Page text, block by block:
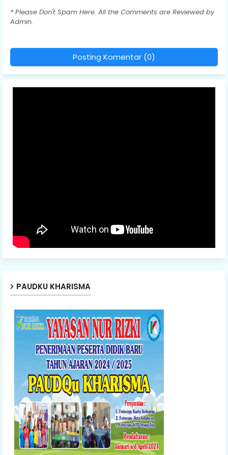
* Please Don't Spam Here. All the Comments are Reviewed by
Admin.
Posting Komentar (0)
PAUDKU KHARISMA